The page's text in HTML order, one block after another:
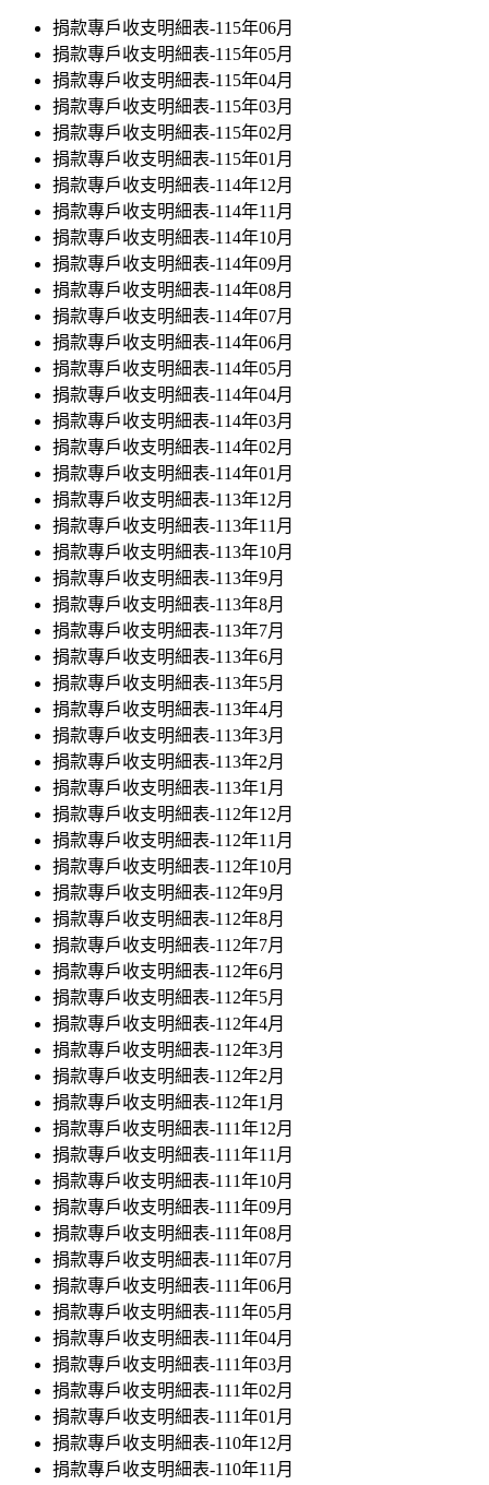
捐款專戶收支明細表-115年06月
捐款專戶收支明細表-115年05月
捐款專戶收支明細表-115年04月
捐款專戶收支明細表-115年03月
捐款專戶收支明細表-115年02月
捐款專戶收支明細表-115年01月
捐款專戶收支明細表-114年12月
捐款專戶收支明細表-114年11月
捐款專戶收支明細表-114年10月
捐款專戶收支明細表-114年09月
捐款專戶收支明細表-114年08月
捐款專戶收支明細表-114年07月
捐款專戶收支明細表-114年06月
捐款專戶收支明細表-114年05月
捐款專戶收支明細表-114年04月
捐款專戶收支明細表-114年03月
捐款專戶收支明細表-114年02月
捐款專戶收支明細表-114年01月
捐款專戶收支明細表-113年12月
捐款專戶收支明細表-113年11月
捐款專戶收支明細表-113年10月
捐款專戶收支明細表-113年9月
捐款專戶收支明細表-113年8月
捐款專戶收支明細表-113年7月
捐款專戶收支明細表-113年6月
捐款專戶收支明細表-113年5月
捐款專戶收支明細表-113年4月
捐款專戶收支明細表-113年3月
捐款專戶收支明細表-113年2月
捐款專戶收支明細表-113年1月
捐款專戶收支明細表-112年12月
捐款專戶收支明細表-112年11月
捐款專戶收支明細表-112年10月
捐款專戶收支明細表-112年9月
捐款專戶收支明細表-112年8月
捐款專戶收支明細表-112年7月
捐款專戶收支明細表-112年6月
捐款專戶收支明細表-112年5月
捐款專戶收支明細表-112年4月
捐款專戶收支明細表-112年3月
捐款專戶收支明細表-112年2月
捐款專戶收支明細表-112年1月
捐款專戶收支明細表-111年12月
捐款專戶收支明細表-111年11月
捐款專戶收支明細表-111年10月
捐款專戶收支明細表-111年09月
捐款專戶收支明細表-111年08月
捐款專戶收支明細表-111年07月
捐款專戶收支明細表-111年06月
捐款專戶收支明細表-111年05月
捐款專戶收支明細表-111年04月
捐款專戶收支明細表-111年03月
捐款專戶收支明細表-111年02月
捐款專戶收支明細表-111年01月
捐款專戶收支明細表-110年12月
捐款專戶收支明細表-110年11月